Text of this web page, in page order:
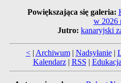
Powiększająca się galeria:
w 2026
Jutro: kanaryjski
<| Archiwum| Nadsyłanie|
Kalendarz| RSS | Edukacja